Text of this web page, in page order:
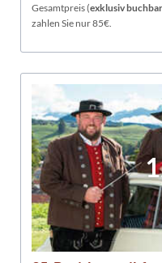
Gesamtpreis (exklusiv
zahlen Sie nur 85€.